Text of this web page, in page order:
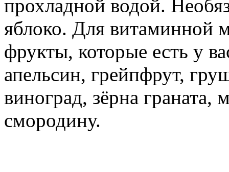
прохладной водой.
яблоко. Для витаминной
фрукты, которые есть у
апельсин, грейпфрут,
виноград, зёрна
смородину.